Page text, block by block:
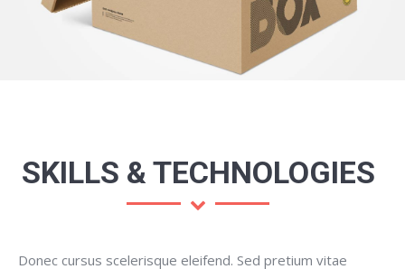
SKILLS & TECHNOLOGIES
Donec cursus scelerisque eleifend. Sed pretium vitae